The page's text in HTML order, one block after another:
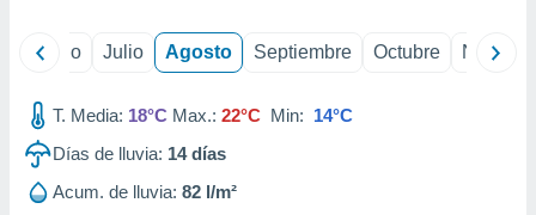
1199
Junio Julio Agosto Septiembre Octubre
T. Media: 18°C Max.: 22°C Min: 14°C
Días de lluvia: 14días
Acum. de lluvia: 82 l/m²